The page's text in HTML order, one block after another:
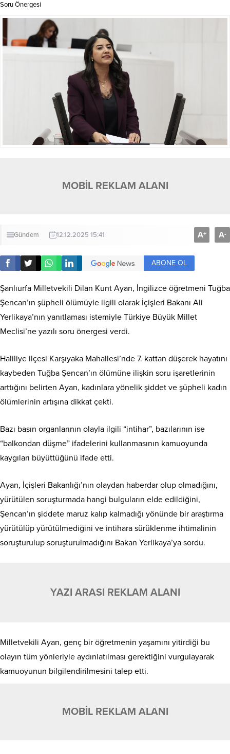
Soru Önergesi
MOBİL REKLAM ALANI
Gündem 12.12.2025 15:41 A+ A-
ABONE OL
Şanlıurfa Milletvekili Dilan Kunt Ayan, İngilizce öğretmeni Tuğba
Şencan’ın şüpheli ölümüyle ilgili olarak İçişleri Bakanı Ali
Yerlikaya’nın yanıtlaması istemiyle Türkiye Büyük Millet
Meclisi’ne yazılı soru önergesi verdi.
Haliliye ilçesi Karşıyaka Mahallesi’nde 7. kattan düşerek hayatını
kaybeden Tuğba Şencan’ın ölümüne ilişkin soru işaretlerinin
arttığını belirten Ayan, kadınlara yönelik şiddet ve şüpheli kadın
ölümlerinin artışına dikkat çekti.
Bazı basın organlarının olayla ilgili “intihar”, bazılarının ise
“balkondan düşme” ifadelerini kullanmasının kamuoyunda
kaygıları büyüttüğünü ifade etti.
Ayan, İçişleri Bakanlığı’nın olaydan haberdar olup olmadığını,
yürütülen soruşturmada hangi bulguların elde edildiğini,
Şencan’ın şiddete maruz kalıp kalmadığı yönünde bir araştırma
yürütülüp yürütülmediğini ve intihara sürüklenme ihtimalinin
soruşturulup soruşturulmadığını Bakan Yerlikaya’ya sordu.
YAZI ARASI REKLAM ALANI
Milletvekili Ayan, genç bir öğretmenin yaşamını yitirdiği bu
olayın tüm yönleriyle aydınlatılması gerektiğini vurgulayarak
kamuoyunun bilgilendirilmesini talep etti.
MOBİL REKLAM ALANI